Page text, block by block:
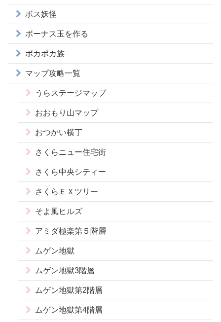
ボス妖怪
ボーナス玉を作る
ポカポカ族
マップ攻略一覧
うらステージマップ
おおもり山マップ
おつかい横丁
さくらニュー住宅街
さくら中央シティー
さくらＥＸツリー
そよ風ヒルズ
アミダ極楽第５階層
ムゲン地獄
ムゲン地獄3階層
ムゲン地獄第2階層
ムゲン地獄第4階層